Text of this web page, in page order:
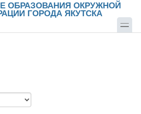
ОБРАЗОВАНИЯ ОКРУЖНОЙ
ГОРОДА ЯКУТСКА